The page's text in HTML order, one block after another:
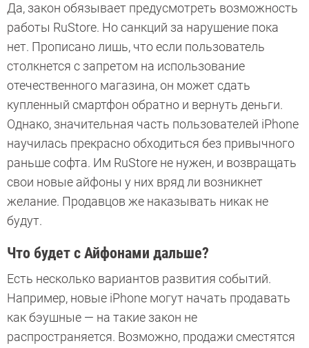
Да, закон обязывает предусмотреть возможность
работы RuStore. Но санкций за нарушение пока
нет. Прописано лишь, что если пользователь
столкнется с запретом на использование
отечественного магазина, он может сдать
купленный смартфон обратно и вернуть деньги.
Однако, значительная часть пользователей iPhone
научилась прекрасно обходиться без привычного
раньше софта. Им RuStore не нужен, и возвращать
свои новые айфоны у них вряд ли возникнет
желание. Продавцов же наказывать никак не
будут.
Что будет с Айфонами дальше?
Есть несколько вариантов развития событий.
Например, новые iPhone могут начать продавать
как бэушные — на такие закон не
распространяется. Возможно, продажи сместятся